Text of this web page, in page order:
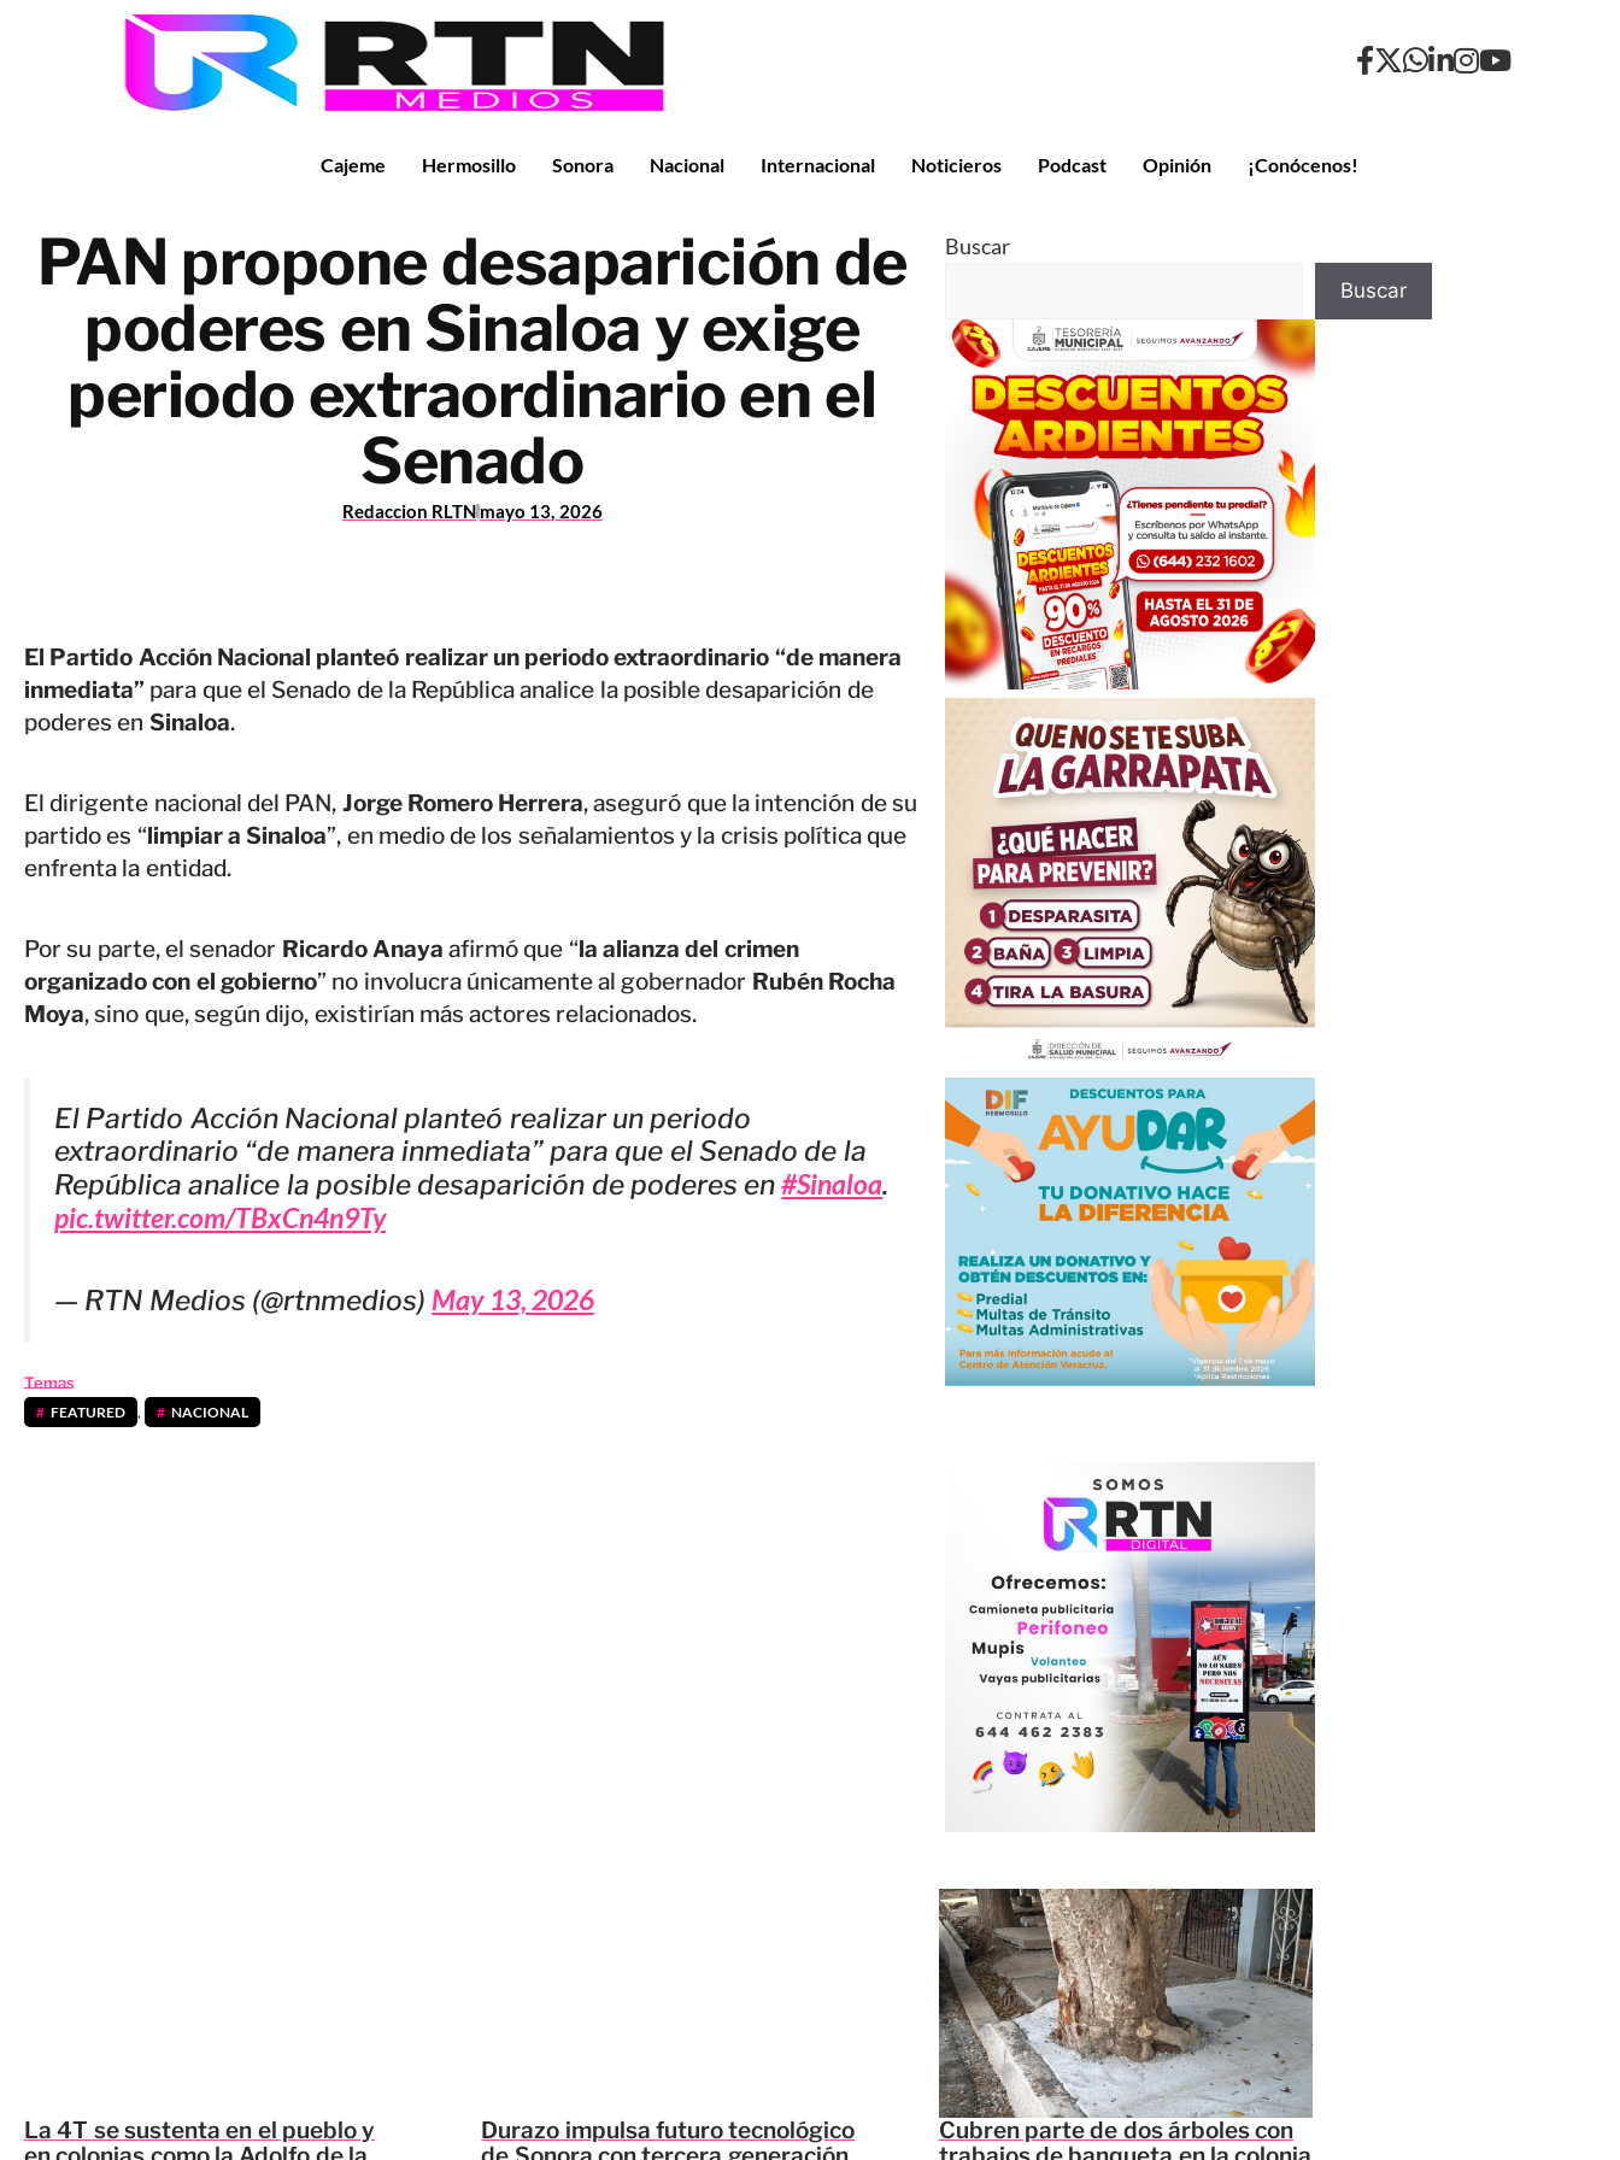
Cajeme Hermosillo Sonora Nacional Internacional Noticieros Podcast Opinión ¡Conócenos!
PAN propone desaparición de
poderes en Sinaloa y exige
periodo extraordinario en el
Senado
Redaccion RLTN mayo 13, 2026
El Partido Acción Nacional planteó realizar un periodo extraordinario “de manera
inmediata” para que el Senado de la República analice la posible desaparición de
poderes en Sinaloa.
El dirigente nacional del PAN, Jorge Romero Herrera, aseguró que la intención de su
partido es “limpiar a Sinaloa”, en medio de los señalamientos y la crisis política que
enfrenta la entidad.
Por su parte, el senador Ricardo Anaya afirmó que “la alianza del crimen
organizado con el gobierno” no involucra únicamente al gobernador Rubén Rocha
Moya, sino que, según dijo, existirían más actores relacionados.
El Partido Acción Nacional planteó realizar un periodo
extraordinario “de manera inmediata” para que el Senado de la
República analice la posible desaparición de poderes en#Sinaloa.
pic.twitter.com/TBxCn4n9Ty
— RTN Medios (@rtnmedios)May 13, 2026
Temas
FEATURED , NACIONAL
Buscar
Buscar
La 4T se sustenta en el pueblo y
Durazo impulsa futuro tecnológico
Cubren parte de dos árboles con